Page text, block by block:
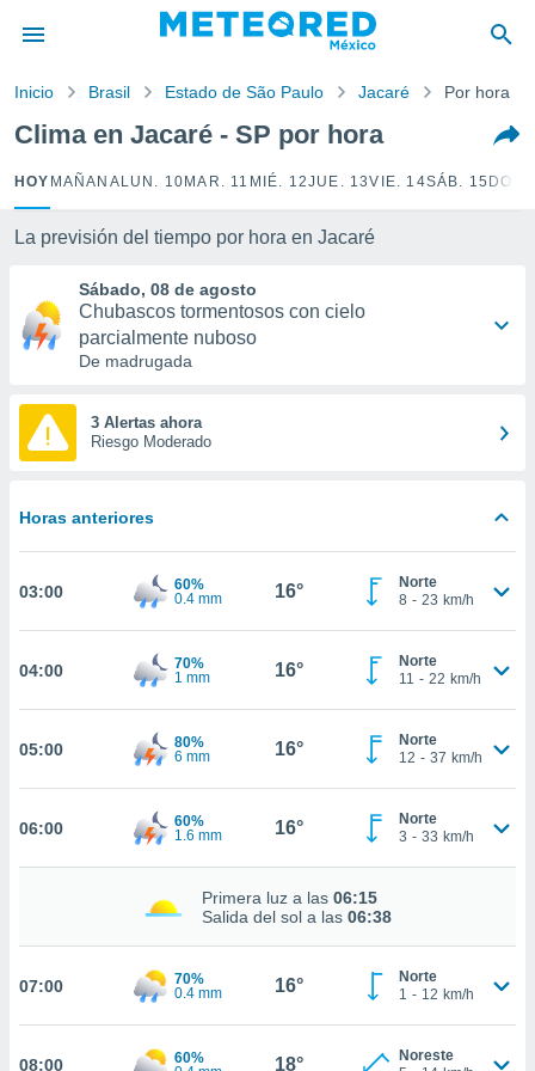
ha sido
la
que se
calidad.
y
digital
basada
seguir
la
todas
nuestros
así como
en
CONTINUAR
Inicio Brasil Estado de São Paulo Jacaré Por hora
Clima en Jacaré - SP por hora
HOY MAÑANA LUN. 10 MAR. 11 MIÉ. 12JUE. 13VIE. 14SÁB. 15
La previsión del tiempo por hora en Jacaré
Sábado, 08 de agosto
Chubascos tormentosos con cielo
parcialmente nuboso
De madrugada
3 Alertas ahora
Riesgo Moderado
Horas anteriores
03:00
60%
0.4 mm
16°
Norte
8 - 23 km/h
04:00
70%
1 mm
16°
Norte
11 - 22 km/h
05:00
80%
6 mm
16°
Norte
12 - 37 km/h
06:00
60%
1.6 mm
16°
Norte
3 - 33 km/h
Primera luz a las 06:15
Salida del sol a las 06:38
07:00
70%
0.4 mm
16°
Norte
1 - 12 km/h
08:00
60%
18°
Noreste